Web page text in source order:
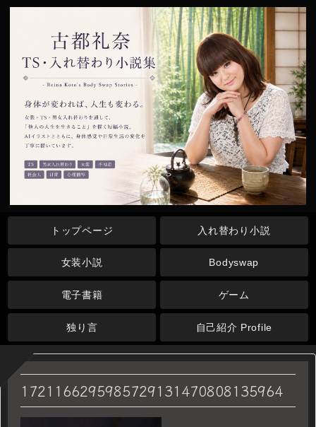
トップページ 入れ替わり小説
女装小説 Bodyswap
電子書籍 ゲーム
独り言 自己紹介 Profile
1721166295985729131470808135964